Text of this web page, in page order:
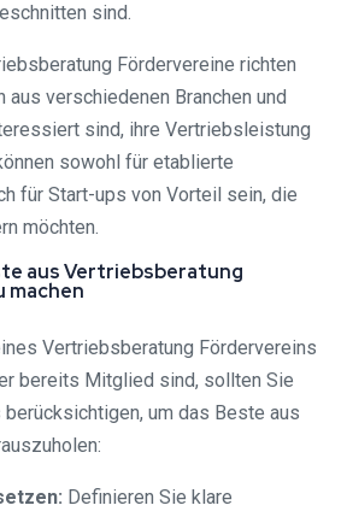
sind.
Fördervereine richten
aus verschiedenen Branchen und
sind, ihre Vertriebsleistung
sowohl für etablierte
für Start-ups von Vorteil sein, die
möchten.
aus Vertriebsberatung
machen
Vertriebsberatung Fördervereins
bereits Mitglied sind, sollten Sie
um das Beste aus
Definieren Sie klare